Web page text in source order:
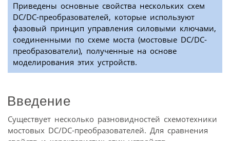
Приведены основные свойства нескольких схем
DC/DC-преобразователей, которые используют
фазовый принцип управления силовыми ключами,
соединенными по схеме моста (мостовые DC/DC-
преобразователи), полученные на основе
моделирования этих устройств.
Введение
Существует несколько разновидностей схемотехники
мостовых DC/DC-преобразователей. Для сравнения